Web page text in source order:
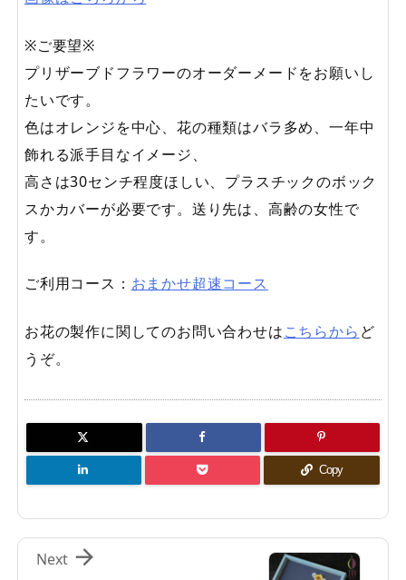
※ご要望※
プリザーブドフラワーのオーダーメードをお願いし
たいです。
色はオレンジを中心、花の種類はバラ多め、一年中
飾れる派手目なイメージ、
高さは30センチ程度ほしい、プラスチックのボック
スかカバーが必要です。送り先は、高齢の女性で
す。
ご利用コース： おまかせ超速コース
お花の製作に関してのお問い合わせはこちらから ど
うぞ。
Copy

Next